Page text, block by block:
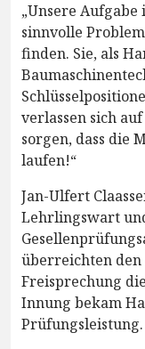
„Unsere
sinnvolle
finden. Sie, als
verlassen sich
sorgen, dass die
laufen!“
Jan-Ulfert
Lehrlingswart
überreichten den
Freisprechung
Innung bekam
Prüfungsleistung.